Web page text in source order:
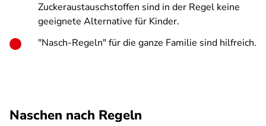
Zuckeraustauschstoffen sind in der Regel keine
geeignete Alternative für Kinder.
"Nasch-Regeln" für die ganze Familie sind hilfreich.
Naschen nach Regeln